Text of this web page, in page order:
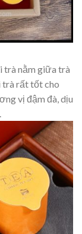
trà nằm giữa trà
trà rất tốt cho
vị đậm đà, dịu